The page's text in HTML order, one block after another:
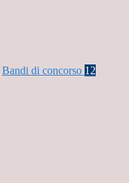
Bandi di concorso 12